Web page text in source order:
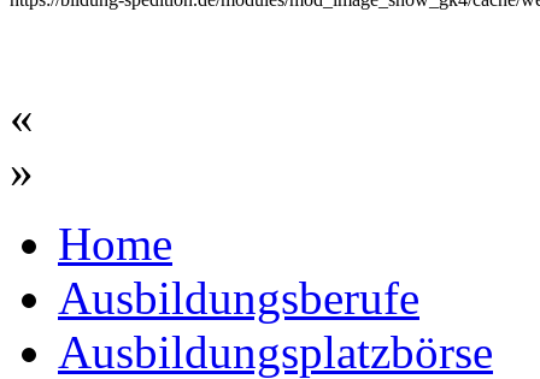
«
»
Home
Ausbildungsberufe
Ausbildungsplatzbörse